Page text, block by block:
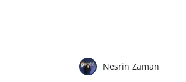
Nesrin Zaman